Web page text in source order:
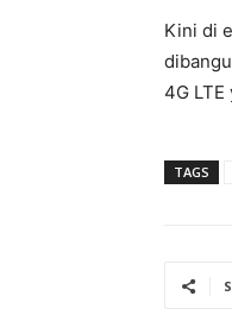
Kini di
4G
TAGS